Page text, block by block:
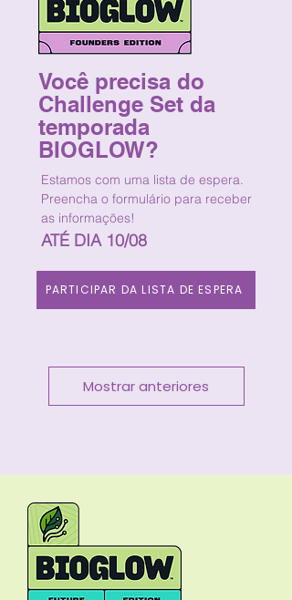
Você precisa do
Challenge Set da
temporada
BIOGLOW?
Estamos com uma lista de espera.
Preencha o formulário para receber
as informações!
ATÉ DIA 10/08
PARTICIPAR DA LISTA DE ESPERA
Mostrar anteriores